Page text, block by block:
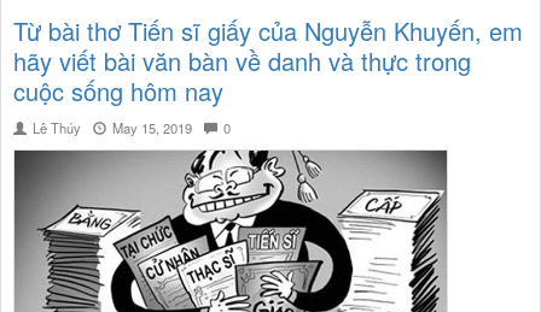
Từ bài thơ Tiến sĩ giấy của Nguyễn Khuyến, em
hãy viết bài văn bàn về danh và thực trong
cuộc sống hôm nay
Lê Thúy May 15, 2019 0